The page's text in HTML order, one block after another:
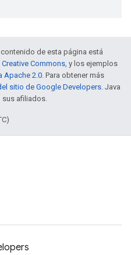
de esta página está
Commons , y los ejemplos
Apache 2.0 . Para obtener más
sitio de Google Developers . Java
sus afiliados.